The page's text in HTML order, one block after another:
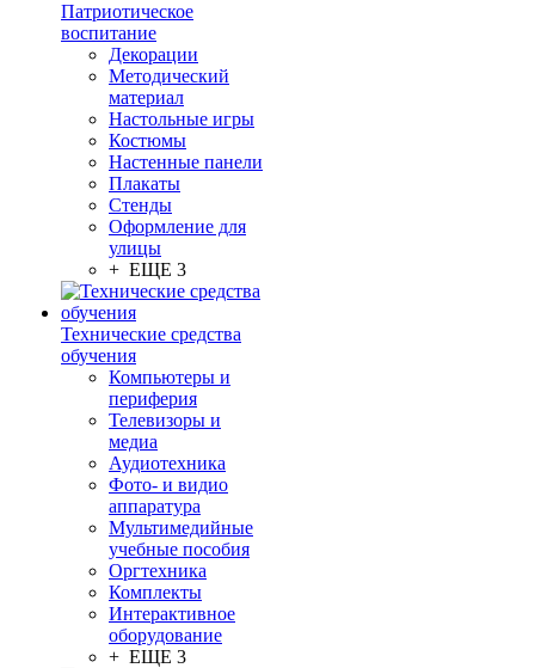
Патриотическое
воспитание
Декорации
Методический
материал
Настольные игры
Костюмы
Настенные панели
Плакаты
Стенды
Оформление для
улицы
+ ЕЩЕ 3
Технические средства
обучения
Компьютеры и
периферия
Телевизоры и
медиа
Аудиотехника
Фото- и видио
аппаратура
Мультимедийные
учебные пособия
Оргтехника
Комплекты
Интерактивное
оборудование
+ ЕЩЕ 3